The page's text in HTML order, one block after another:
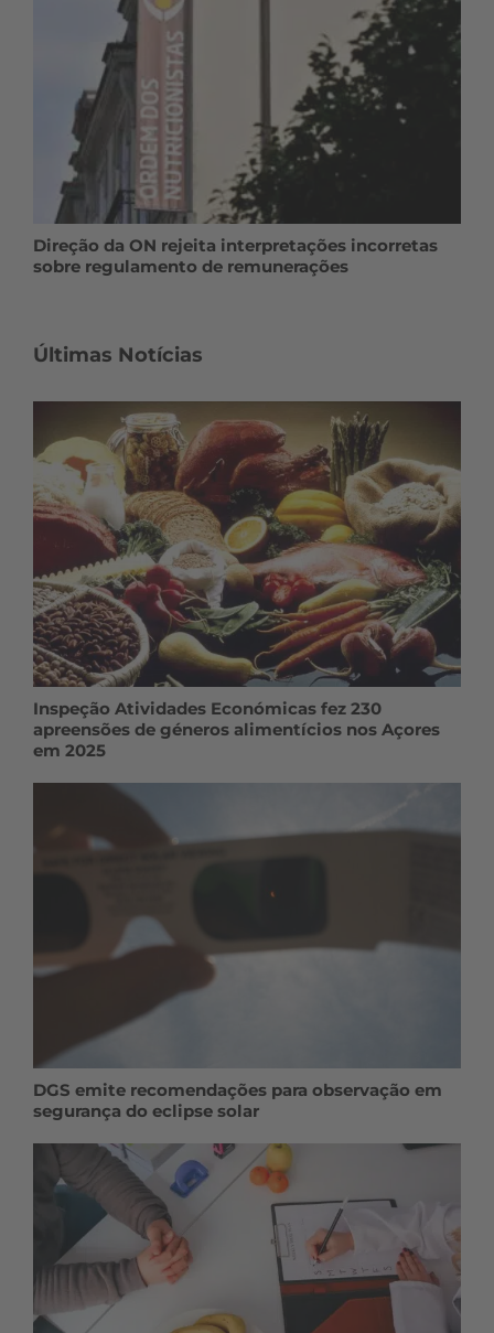
Direção da ON rejeita interpretações incorretas
sobre regulamento de remunerações
Últimas Notícias
Inspeção Atividades Económicas fez 230
apreensões de géneros alimentícios nos Açores
em 2025
DGS emite recomendações para observação em
segurança do eclipse solar